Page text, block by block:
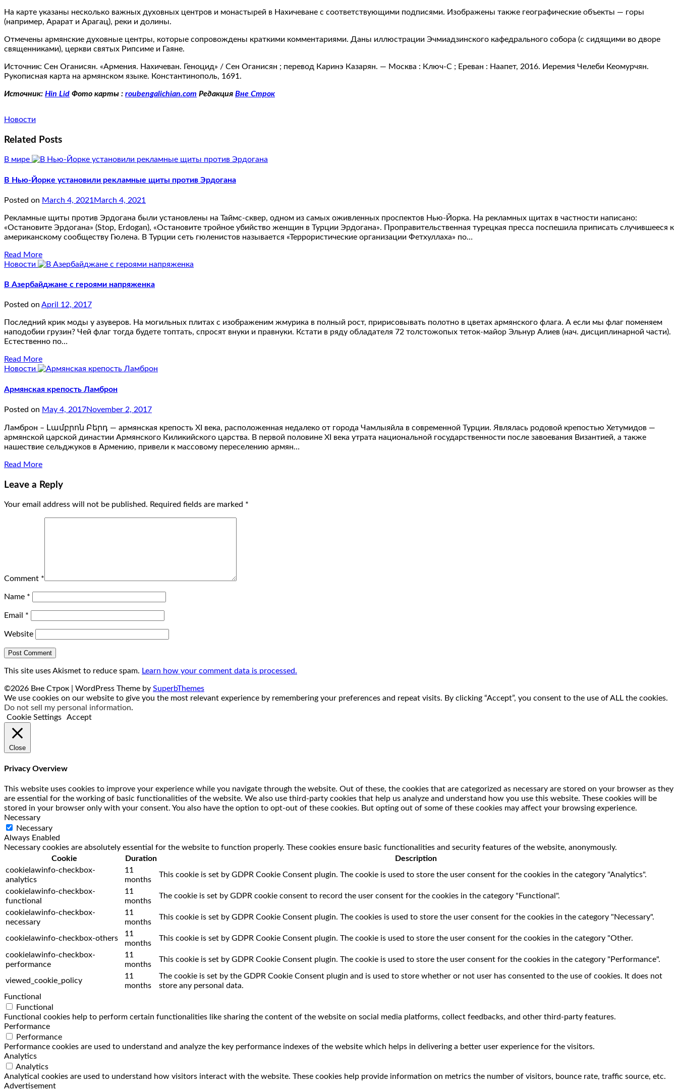
На карте указаны несколько важных духовных центров и монастырей в Нахичеване с соответствующими подписями. Изображены также географические объекты — горы
(например, Арарат и Арагац), реки и долины.
Отмечены армянские духовные центры, которые сопровождены краткими комментариями. Даны иллюстрации Эчмиадзинского кафедрального собора (с сидящими во дворе
священниками), церкви святых Рипсиме и Гаяне.
Источник: Сен Оганисян. «Армения. Нахичеван. Геноцид» / Сен Оганисян ; перевод Каринэ Казарян. — Москва : Ключ-С ; Ереван : Наапет, 2016. Иеремия Челеби Кеомурчян.
Рукописная карта на армянском языке. Константинополь, 1691.
Источник: Hin Lid Фото карты : roubengalichian.com Редакция Вне Строк
Новости
Related Posts
В мире
В Нью-Йорке установили рекламные щиты против Эрдогана
Posted on March 4, 2021 March 4, 2021
Рекламные щиты против Эрдогана были установлены на Таймс-сквер, одном из самых оживленных проспектов Нью-Йорка. На рекламных щитах в частности написано:
«Остановите Эрдогана» (Stop, Erdogan), «Остановите тройное убийство женщин в Турции Эрдогана». Проправительственная турецкая пресса поспешила приписать случившееся к
американскому сообществу Гюлена. В Турции сеть гюленистов называется «Террористические организации Фетхуллаха» по…
Read More
Новости
В Азербайджане с героями напряженка
Posted on April 12, 2017
Последний крик моды у азуверов. На могильных плитах с изображеним жмурика в полный рост, пририсовывать полотно в цветах армянского флага. А если мы флаг поменяем
наподобии грузин? Чей флаг тогда будете топтать, спросят внуки и правнуки. Кстати в ряду обладателя 72 толстожопых теток-майор Эльнур Алиев (нач. дисциплинарной части).
Естественно по…
Read More
Новости
Армянская крепость Ламброн
Posted on May 4, 2017November 2, 2017
Ламброн – Լամբրոն Բերդ — армянская крепость XI века, расположенная недалеко от города Чамлыяйла в современной Турции. Являлась родовой крепостью Хетумидов —
армянской царской династии Армянского Киликийского царства. В первой половине XI века утрата национальной государственности после завоевания Византией, а также
нашествие сельджуков в Армению, привели к массовому переселению армян…
Read More
Leave a Reply
Your email address will not be published. Required fields are marked *
Comment *
Name *
Email *
Website
This site uses Akismet to reduce spam. Learn how your comment data is processed.
©2026 Вне Строк | WordPress Theme by SuperbThemes
We use cookies on our website to give you the most relevant experience by remembering your preferences and repeat visits. By clicking “Accept”, you consent to the use of ALL the cookies.
Do not sell my personal information.
Cookie Settings
Accept
Close
Privacy Overview
This website uses cookies to improve your experience while you navigate through the website. Out of these, the cookies that are categorized as necessary are stored on your browser as they
are essential for the working of basic functionalities of the website. We also use third-party cookies that help us analyze and understand how you use this website. These cookies will be
stored in your browser only with your consent. You also have the option to opt-out of these cookies. But opting out of some of these cookies may affect your browsing experience.
Necessary
Necessary
Always Enabled
Necessary cookies are absolutely essential for the website to function properly. These cookies ensure basic functionalities and security features of the website, anonymously.
Cookie
Duration
Description
cookielawinfo-checkbox-
analytics
11
months
This cookie is set by GDPR Cookie Consent plugin. The cookie is used to store the user consent for the cookies in the category "Analytics".
cookielawinfo-checkbox-
functional
11
months
The cookie is set by GDPR cookie consent to record the user consent for the cookies in the category "Functional".
cookielawinfo-checkbox-
necessary
11
months
This cookie is set by GDPR Cookie Consent plugin. The cookies is used to store the user consent for the cookies in the category "Necessary".
cookielawinfo-checkbox-others
11
months
This cookie is set by GDPR Cookie Consent plugin. The cookie is used to store the user consent for the cookies in the category "Other.
cookielawinfo-checkbox-
performance
11
months
This cookie is set by GDPR Cookie Consent plugin. The cookie is used to store the user consent for the cookies in the category "Performance".
viewed_cookie_policy
11
months
The cookie is set by the GDPR Cookie Consent plugin and is used to store whether or not user has consented to the use of cookies. It does not
store any personal data.
Functional
Functional
Functional cookies help to perform certain functionalities like sharing the content of the website on social media platforms, collect feedbacks, and other third-party features.
Performance
Performance
Performance cookies are used to understand and analyze the key performance indexes of the website which helps in delivering a better user experience for the visitors.
Analytics
Analytics
Analytical cookies are used to understand how visitors interact with the website. These cookies help provide information on metrics the number of visitors, bounce rate, traffic source, etc.
Advertisement